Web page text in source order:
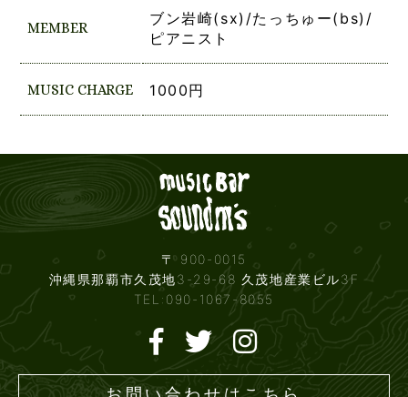
MEMBER
ブン岩崎(sx)/たっちゅー(bs)/
ピアニスト
MUSIC CHARGE 1000円
〒 900-0015
沖縄県那覇市久茂地3-29-68 久茂地産業ビル3F
TEL:090-1067-8055